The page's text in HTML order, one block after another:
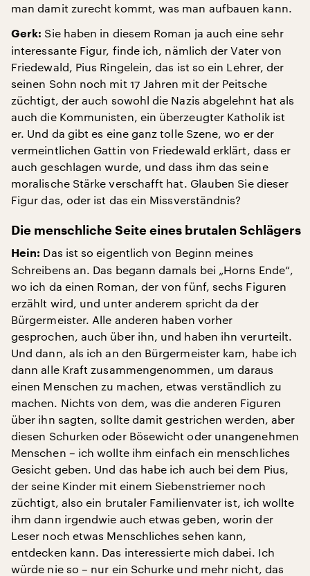
man damit zurecht kommt, was man aufbauen kann.
Gerk: Sie haben in diesem Roman ja auch eine sehr
interessante Figur, finde ich, nämlich der Vater von
Friedewald, Pius Ringelein, das ist so ein Lehrer, der
seinen Sohn noch mit 17 Jahren mit der Peitsche
züchtigt, der auch sowohl die Nazis abgelehnt hat als
auch die Kommunisten, ein überzeugter Katholik ist
er. Und da gibt es eine ganz tolle Szene, wo er der
vermeintlichen Gattin von Friedewald erklärt, dass er
auch geschlagen wurde, und dass ihm das seine
moralische Stärke verschafft hat. Glauben Sie dieser
Figur das, oder ist das ein Missverständnis?
Die menschliche Seite eines brutalen Schlägers
Hein: Das ist so eigentlich von Beginn meines
Schreibens an. Das begann damals bei „Horns Ende“,
wo ich da einen Roman, der von fünf, sechs Figuren
erzählt wird, und unter anderem spricht da der
Bürgermeister. Alle anderen haben vorher
gesprochen, auch über ihn, und haben ihn verurteilt.
Und dann, als ich an den Bürgermeister kam, habe ich
dann alle Kraft zusammengenommen, um daraus
einen Menschen zu machen, etwas verständlich zu
machen. Nichts von dem, was die anderen Figuren
über ihn sagten, sollte damit gestrichen werden, aber
diesen Schurken oder Bösewicht oder unangenehmen
Menschen – ich wollte ihm einfach ein menschliches
Gesicht geben. Und das habe ich auch bei dem Pius,
der seine Kinder mit einem Siebenstriemer noch
züchtigt, also ein brutaler Familienvater ist, ich wollte
ihm dann irgendwie auch etwas geben, worin der
Leser noch etwas Menschliches sehen kann,
entdecken kann. Das interessierte mich dabei. Ich
würde nie so – nur ein Schurke und mehr nicht, das